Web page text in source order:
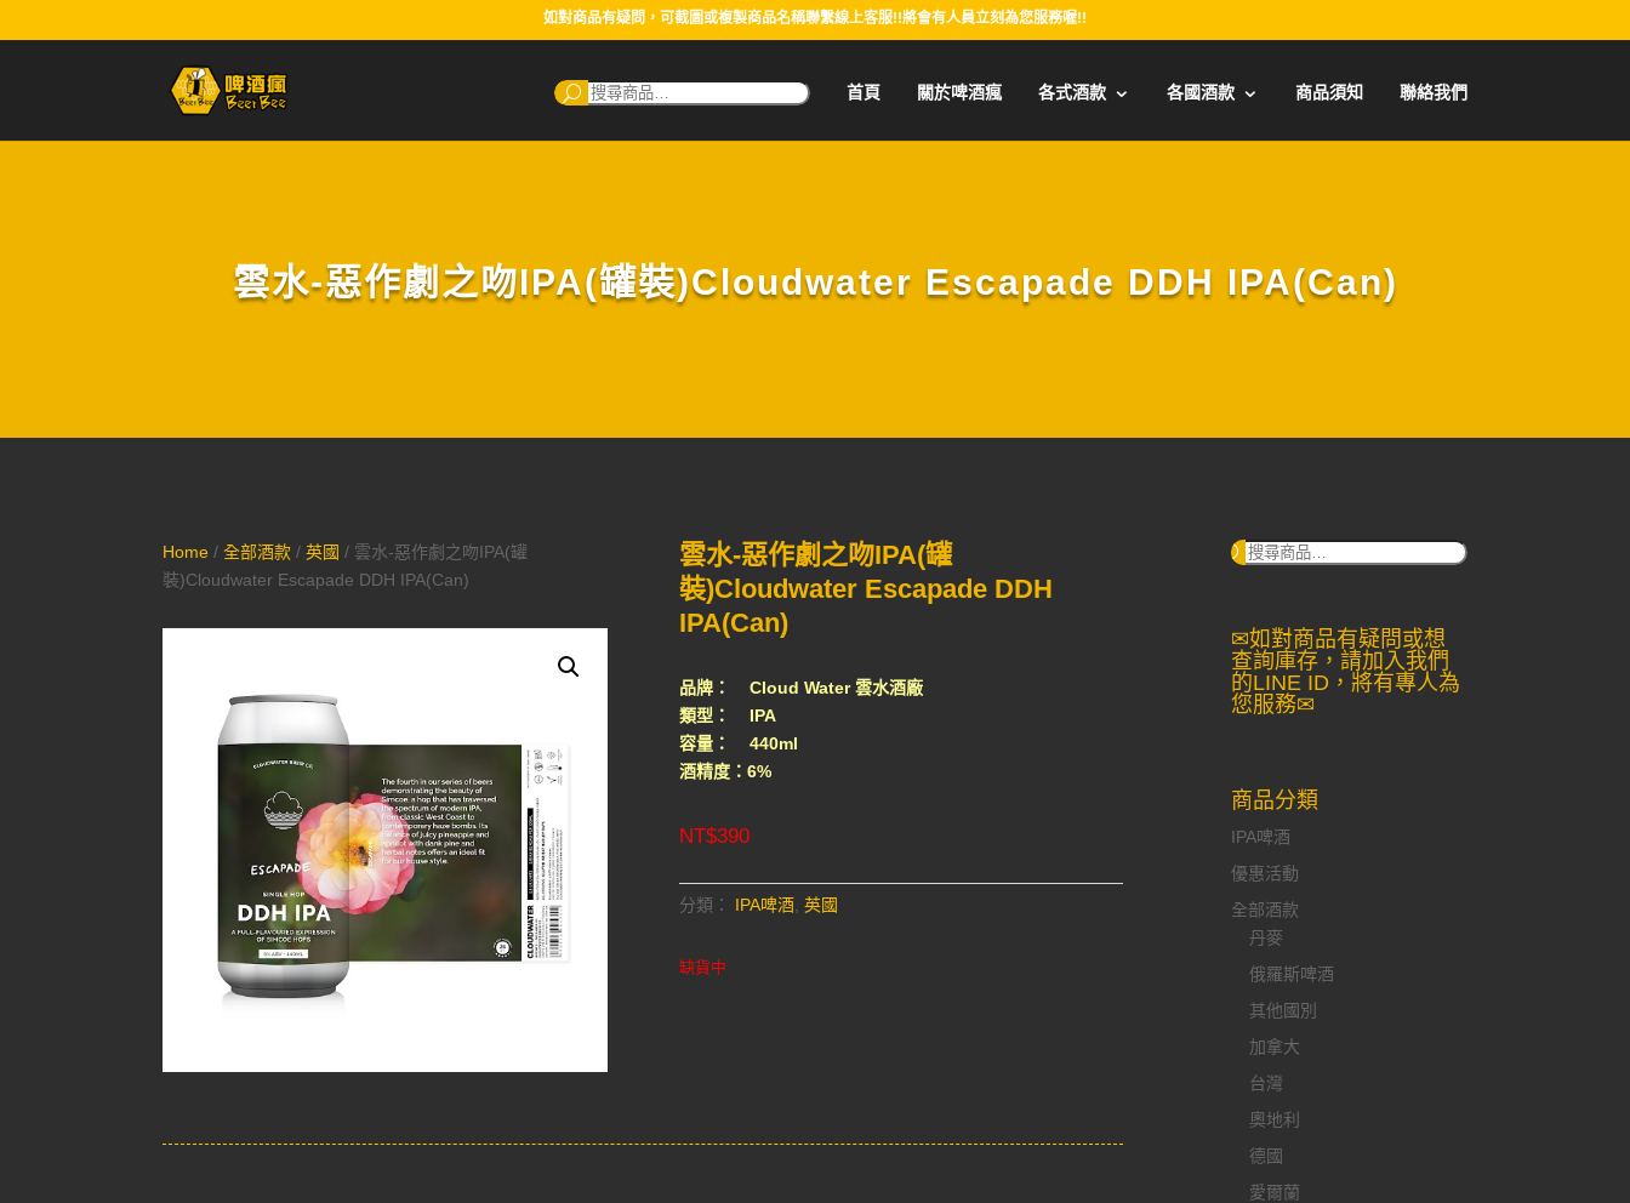
如對商品有疑問，可截圖或複製商品名稱聯繫線上客服!!將會有人員立刻為您服務喔!!
搜
尋：
首頁 關於啤酒瘋 各式酒款 各國酒款 商品須知 聯絡我們
雲水-惡作劇之吻IPA(罐裝)Cloudwater Escapade DDH IPA(Can)
Home /全部酒款 /英國 / 雲水-惡作劇之吻IPA(罐
裝)Cloudwater Escapade DDH IPA(Can)
雲水-惡作劇之吻IPA(罐
裝)Cloudwater Escapade DDH
IPA(Can)
品牌： Cloud Water 雲水酒廠
類型： IPA
容量： 440ml
酒精度：6%
NT$390
分類： IPA啤酒, 英國
缺貨中
搜
✉如對商品有疑問或想
查詢庫存，請加入我們
的LINE ID，將有專人為
您服務✉
商品分類
IPA啤酒
優惠活動
全部酒款
丹麥
俄羅斯啤酒
其他國別
加拿大
台灣
奧地利
德國
愛爾蘭